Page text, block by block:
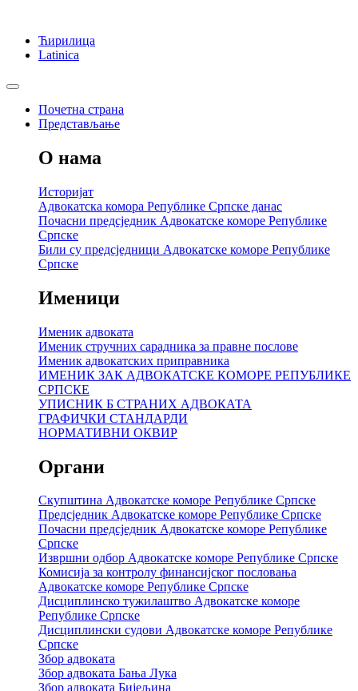
Ћирилица
Latinica
Почетна страна
Представљање
О нама
Историјат
Адвокатска комора Републике Српске данас
Почасни предсједник Адвокатске коморе Републике
Српске
Били су предсједници Адвокатске коморе Републике
Српске
Именици
Именик адвоката
Именик стручних сарадника за правне послове
Именик адвокатских приправника
ИМЕНИК ЗАК АДВОКАТСКЕ КОМОРЕ РЕПУБЛИКЕ
СРПСКЕ
УПИСНИК Б СТРАНИХ АДВОКАТА
ГРАФИЧКИ СТАНДАРДИ
НОРМАТИВНИ ОКВИР
Органи
Скупштина Адвокатске коморе Републике Српске
Предсједник Адвокатске коморе Републике Српске
Почасни предсједник Адвокатске коморе Републике
Српске
Извршни одбор Адвокатске коморе Републике Српске
Комисија за контролу финансијског пословања
Адвокатске коморе Републике Српске
Дисциплинско тужилаштво Адвокатске коморе
Републике Српске
Дисциплински судови Адвокатске коморе Републике
Српске
Збор адвоката
Збор адвоката Бања Лука
Збор адвоката Бијељина